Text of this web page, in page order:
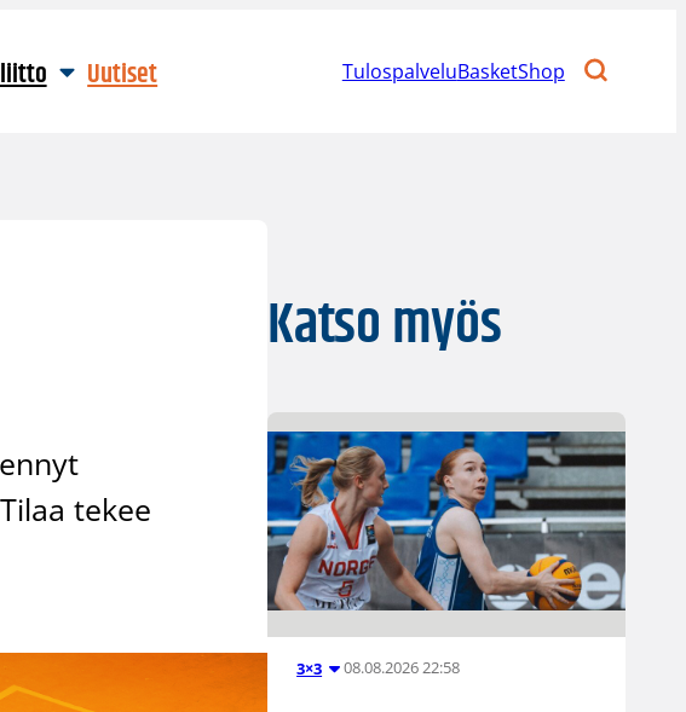
Uutiset TulospalveluBasketShop
tekee
Katso myös
3×3 08.08.2026 22:58